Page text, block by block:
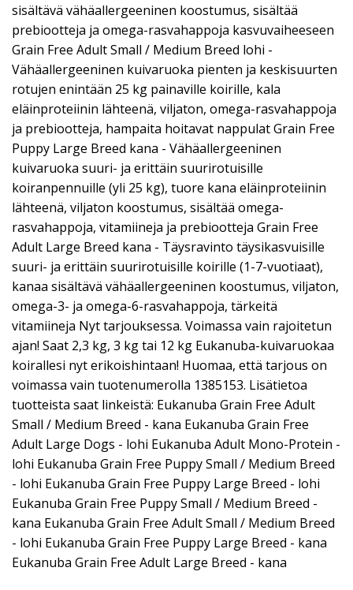
sisältävä vähäallergeeninen koostumus, sisältää
prebiootteja ja omega-rasvahappoja kasvuvaiheeseen
Grain Free Adult Small / Medium Breed lohi -
Vähäallergeeninen kuivaruoka pienten ja keskisuurten
rotujen enintään 25 kg painaville koirille, kala
eläinproteiinin lähteenä, viljaton, omega-rasvahappoja
ja prebiootteja, hampaita hoitavat nappulat Grain Free
Puppy Large Breed kana - Vähäallergeeninen
kuivaruoka suuri- ja erittäin suurirotuisille
koiranpennuille (yli 25 kg), tuore kana eläinproteiinin
lähteenä, viljaton koostumus, sisältää omega-
rasvahappoja, vitamiineja ja prebiootteja Grain Free
Adult Large Breed kana - Täysravinto täysikasvuisille
suuri- ja erittäin suurirotuisille koirille (1-7-vuotiaat),
kanaa sisältävä vähäallergeeninen koostumus, viljaton,
omega-3- ja omega-6-rasvahappoja, tärkeitä
vitamiineja Nyt tarjouksessa. Voimassa vain rajoitetun
ajan! Saat 2,3 kg, 3 kg tai 12 kg Eukanuba-kuivaruokaa
koirallesi nyt erikoishintaan! Huomaa, että tarjous on
voimassa vain tuotenumerolla 1385153. Lisätietoa
tuotteista saat linkeistä: Eukanuba Grain Free Adult
Small / Medium Breed - kana Eukanuba Grain Free
Adult Large Dogs - lohi Eukanuba Adult Mono-Protein -
lohi Eukanuba Grain Free Puppy Small / Medium Breed
- lohi Eukanuba Grain Free Puppy Large Breed - lohi
Eukanuba Grain Free Puppy Small / Medium Breed -
kana Eukanuba Grain Free Adult Small / Medium Breed
- lohi Eukanuba Grain Free Puppy Large Breed - kana
Eukanuba Grain Free Adult Large Breed - kana